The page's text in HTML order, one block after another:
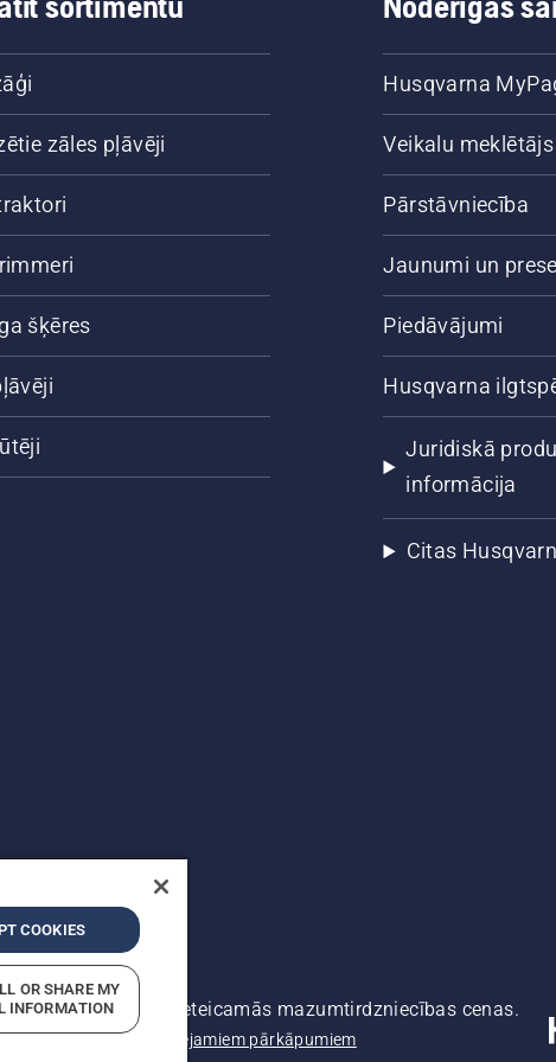
zāles pļāvēji
šķēres
Husqvarna
Veikalu meklētājs
Pārstāvniecība
Jaunumi un
Piedāvājumi
Husqvarna
Juridiskā
informācija
Citas
cenas ir ieteicamās mazumtirdzniecības cenas.
ziņas Ziņojiet par iespējamiem pārkāpumiem
COOKIES
OR SHARE MY
INFORMATION